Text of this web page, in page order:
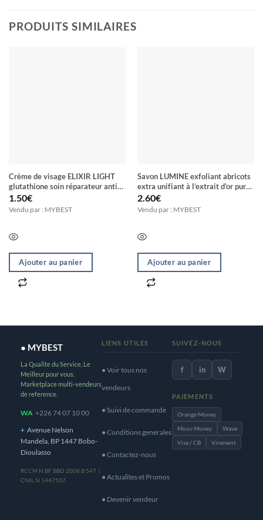
PRODUITS SIMILAIRES
Crème de visage ELIXIR LIGHT
glutathione soin réparateur anti-
imperfections activateur d’éclat
anti tache anti vergeture SPF 45
1.50€
Vendu par : MYBEST
Ajouter au panier
Savon LUMINE exfoliant abricots
extra unifiant à l’extrait d’or pure
et de tomate 14 Jours
2.60€
Vendu par : MYBEST
Ajouter au panier
● MYBEST
La Qualite du Service, Le
Meilleur pour vous.
Marketplace multi-vendeurs
de reference.
WA +226 74 07 10 00
+ Avenue Nelson
Mandela, BP 1447 Bobo-
Dioulasso
RCCM N BF BBD 2008 B 547 |
CNIL N 1447507
LIENS UTILES
● Voir tous nos
vendeurs
● Suivi de commande
● Conditions generales
● Contactez-nous
● Actualites et Promos
● Devenir vendeur
SUIVEZ-NOUS
f in W
PAIEMENTS
Orange Money
Moov Money
Wave
Visa / CB
Virement